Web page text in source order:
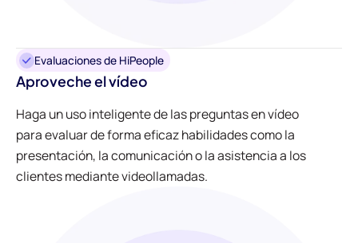
Evaluaciones de HiPeople
Aproveche el vídeo
Haga un uso inteligente de las preguntas en vídeo
para evaluar de forma eficaz habilidades como la
presentación, la comunicación o la asistencia a los
clientes mediante videollamadas.